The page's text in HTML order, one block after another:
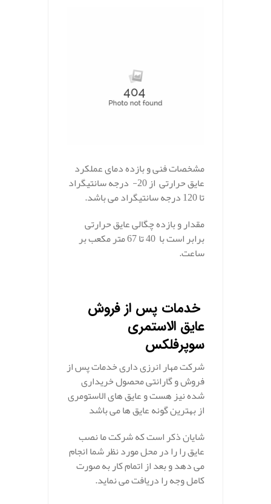
مشخصات فنی و بازده دمای عملکرد
عایق حرارتی از 20- درجه سانتی­گراد
تا 120 درجه سانتی­گراد می باشد.
مقدار و بازده چگالی عایق حرارتی
برابر است با 40 تا 67 متر مکعب بر
ساعت.
خدمات پس از فروش
عایق الاستمری
سوپرفلکس
شرکت مهار انرزی داری خدمات پس از
فروش و گارانتی محصول خریداری
شده نیز هست و عایق های الاستومری
از بهترین گونه عایق ها می باشد
شایان ذکر است که شرکت ما نصب
عایق را را در محل مورد نظر شما انجام
می دهد و بعد از اتمام کار به صورت
کامل وجه را دریافت می نماید.